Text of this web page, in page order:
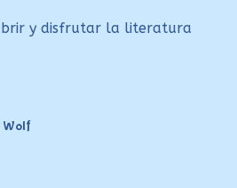
y disfrutar la literatura
Wolf